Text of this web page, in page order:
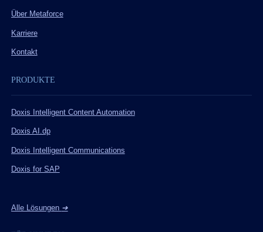
Über Metaforce
Karriere
Kontakt
PRODUKTE
Doxis Intelligent Content Automation
Doxis AI.dp
Doxis Intelligent Communications
Doxis for SAP
Alle Lösungen ➔